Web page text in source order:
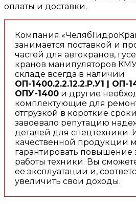
оплаты и доставки.
Компания
занимается поставкой и
частей для автокранов,
кранов манипуляторов
складе всегда в наличии
ОП-1400.2.2.12.2.Р.У1 | ОП-
ОПУ-1400 и другие
комплектующие для
отгрузкой в короткие
завоевало репутацию
деталей для спецтехники.
качественной продукции
гарантировать повышение
работы техники. Вы
ее эксплуатации и,
увеличить свои доходы.